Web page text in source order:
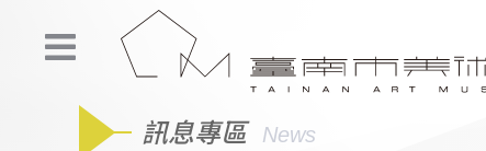
訊息專區 News